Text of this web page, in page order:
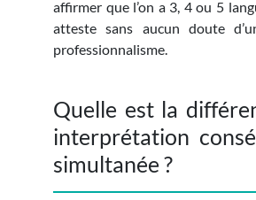
affirmer que l’on a 3, 4 ou 5
atteste sans aucun doute
professionnalisme.
Quelle est la
interprétation
simultanée ?